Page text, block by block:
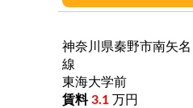
神奈川県秦野市南矢名
線
東海大学前
3.1 万円